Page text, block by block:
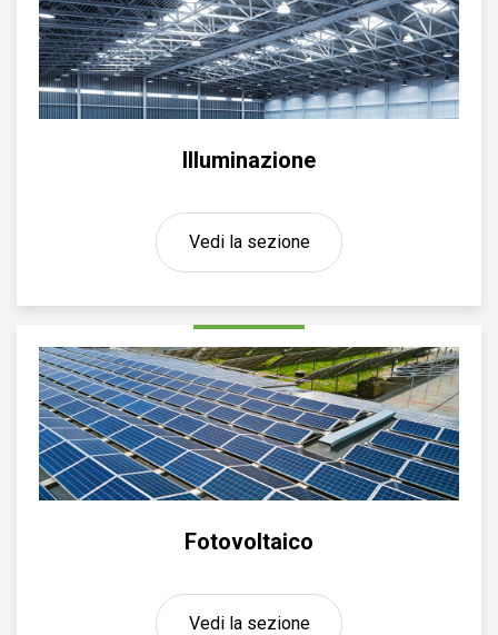
Illuminazione
Vedi la sezione
Fotovoltaico
Vedi la sezione